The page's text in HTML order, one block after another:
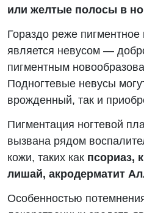
или желтые полосы в
Гораздо реже пигментное
является невусом —
пигментным
Подногтевые невусы
врожденный, так и
Пигментация ногтевой
вызвана рядом
кожи, таких как псориаз,
лишай, акродерматит
Особенностью